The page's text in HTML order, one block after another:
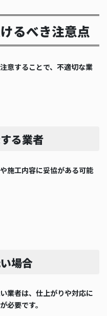
るべき注意点
意することで、不適切な業
る業者
施工内容に妥協がある可能
場合
業者は、仕上がりや対応に
必要です。